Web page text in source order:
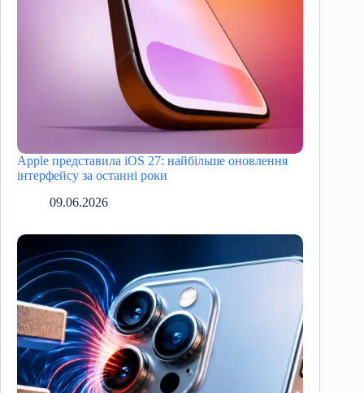
Apple представила iOS 27: найбільше оновлення
інтерфейсу за останні роки
09.06.2026